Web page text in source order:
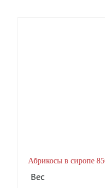
Абрикосы в сиропе
Вес